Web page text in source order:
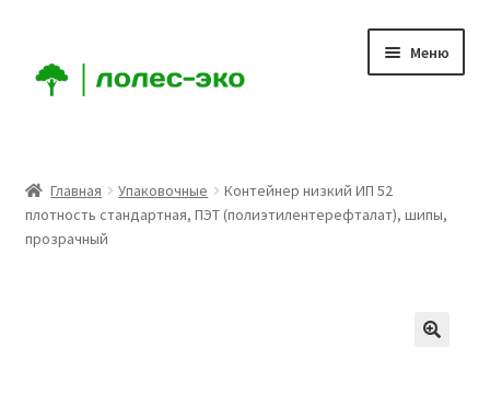
навигации
содержимому
Меню
Компания
Главная Упаковочные
Контейнер низкий ИП 52
плотность стандартная, ПЭТ (полиэтилентерефталат), шипы,
прозрачный